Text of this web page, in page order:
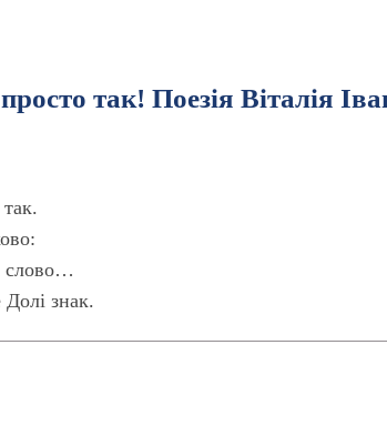
так! Поезія Віталія
слово…
знак.